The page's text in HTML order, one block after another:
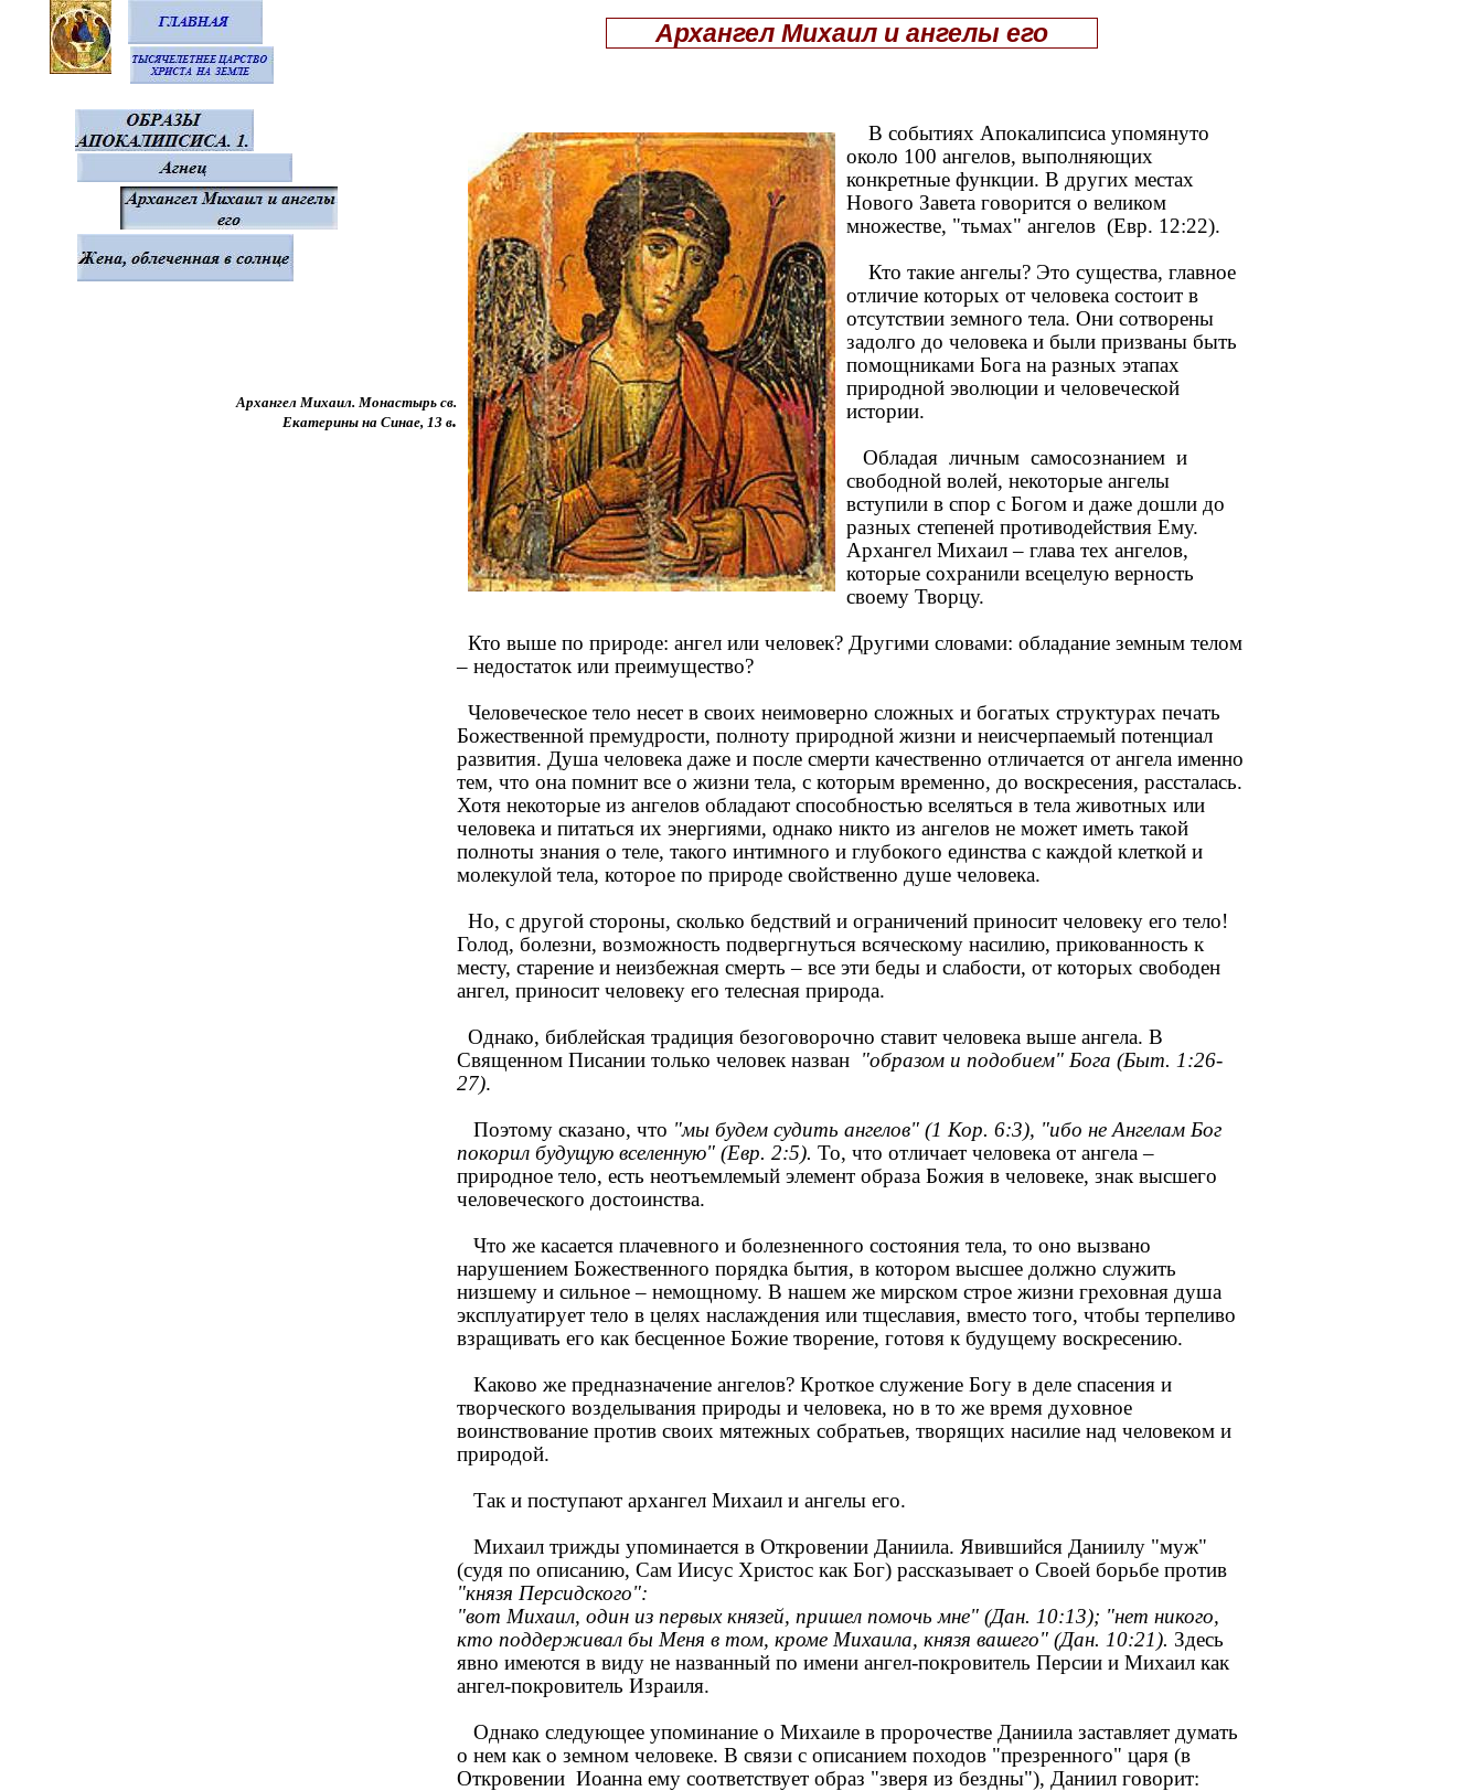
Архангел Михаил и ангелы его
Архангел Михаил. Монастырь св.
Екатерины на Синае, 13 в.
В событиях Апокалипсиса упомянуто
около 100 ангелов, выполняющих
конкретные функции. В других местах
Нового Завета говорится о великом
множестве, "тьмах" ангелов (Евр. 12:22).
Кто такие ангелы? Это существа, главное
отличие которых от человека состоит в
отсутствии земного тела. Они сотворены
задолго до человека и были призваны быть
помощниками Бога на разных этапах
природной эволюции и человеческой
истории.
Обладая личным самосознанием и
свободной волей, некоторые ангелы
вступили в спор с Богом и даже дошли до
разных степеней противодействия Ему.
Архангел Михаил – глава тех ангелов,
которые сохранили всецелую верность
своему Творцу.
Кто выше по природе: ангел или человек? Другими словами: обладание земным телом
– недостаток или преимущество?
Человеческое тело несет в своих неимоверно сложных и богатых структурах печать
Божественной премудрости, полноту природной жизни и неисчерпаемый потенциал
развития. Душа человека даже и после смерти качественно отличается от ангела именно
тем, что она помнит все о жизни тела, с которым временно, до воскресения, рассталась.
Хотя некоторые из ангелов обладают способностью вселяться в тела животных или
человека и питаться их энергиями, однако никто из ангелов не может иметь такой
полноты знания о теле, такого интимного и глубокого единства с каждой клеткой и
молекулой тела, которое по природе свойственно душе человека.
Но, с другой стороны, сколько бедствий и ограничений приносит человеку его тело!
Голод, болезни, возможность подвергнуться всяческому насилию, прикованность к
месту, старение и неизбежная смерть – все эти беды и слабости, от которых свободен
ангел, приносит человеку его телесная природа.
Однако, библейская традиция безоговорочно ставит человека выше ангела. В
Священном Писании только человек назван "образом и подобием" Бога (Быт. 1:26-
27).
Поэтому сказано, что "мы будем судить ангелов" (1 Кор. 6:3), "ибо не Ангелам Бог
покорил будущую вселенную" (Евр. 2:5). То, что отличает человека от ангела –
природное тело, есть неотъемлемый элемент образа Божия в человеке, знак высшего
человеческого достоинства.
Что же касается плачевного и болезненного состояния тела, то оно вызвано
нарушением Божественного порядка бытия, в котором высшее должно служить
низшему и сильное – немощному. В нашем же мирском строе жизни греховная душа
эксплуатирует тело в целях наслаждения или тщеславия, вместо того, чтобы терпеливо
взращивать его как бесценное Божие творение, готовя к будущему воскресению.
Каково же предназначение ангелов? Кроткое служение Богу в деле спасения и
творческого возделывания природы и человека, но в то же время духовное
воинствование против своих мятежных собратьев, творящих насилие над человеком и
природой.
Так и поступают архангел Михаил и ангелы его.
Михаил трижды упоминается в Откровении Даниила. Явившийся Даниилу "муж"
(судя по описанию, Сам Иисус Христос как Бог) рассказывает о Своей борьбе против
"князя Персидского":
"вот Михаил, один из первых князей, пришел помочь мне" (Дан. 10:13); "нет никого,
кто поддерживал бы Меня в том, кроме Михаила, князя вашего" (Дан. 10:21). Здесь
явно имеются в виду не названный по имени ангел-покровитель Персии и Михаил как
ангел-покровитель Израиля.
Однако следующее упоминание о Михаиле в пророчестве Даниила заставляет думать
о нем как о земном человеке. В связи с описанием походов "презренного" царя (в
Откровении Иоанна ему соответствует образ "зверя из бездны"), Даниил говорит: